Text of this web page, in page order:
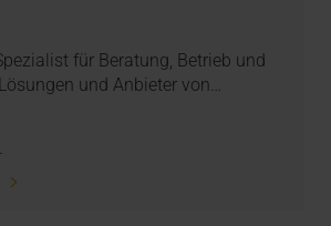
für Beratung, Betrieb und
und Anbieter von…